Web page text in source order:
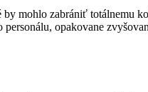
mohlo zabrániť totálnemu
opakovane